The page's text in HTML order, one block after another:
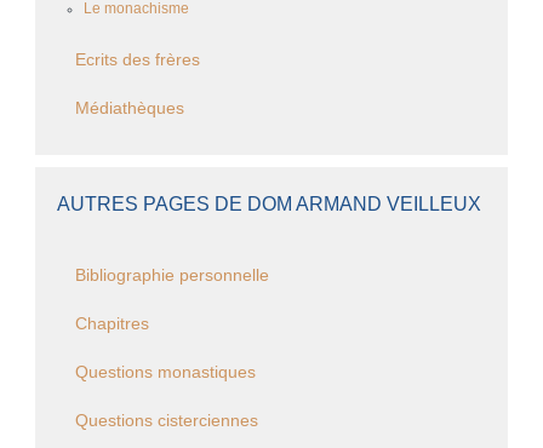
Le monachisme
Ecrits des frères
Médiathèques
AUTRES PAGES DE DOM ARMAND VEILLEUX
Bibliographie personnelle
Chapitres
Questions monastiques
Questions cisterciennes